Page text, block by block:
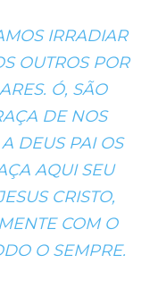
IRRADIAR
OUTROS POR
Ó, SÃO
DE NOS
DEUS PAI OS
AQUI SEU
CRISTO,
COM O
O SEMPRE.